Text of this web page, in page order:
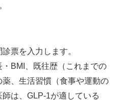
票を入力します。
BMI、既往歴（これまでの
、生活習慣（食事や運動の
は、GLP-1が適している